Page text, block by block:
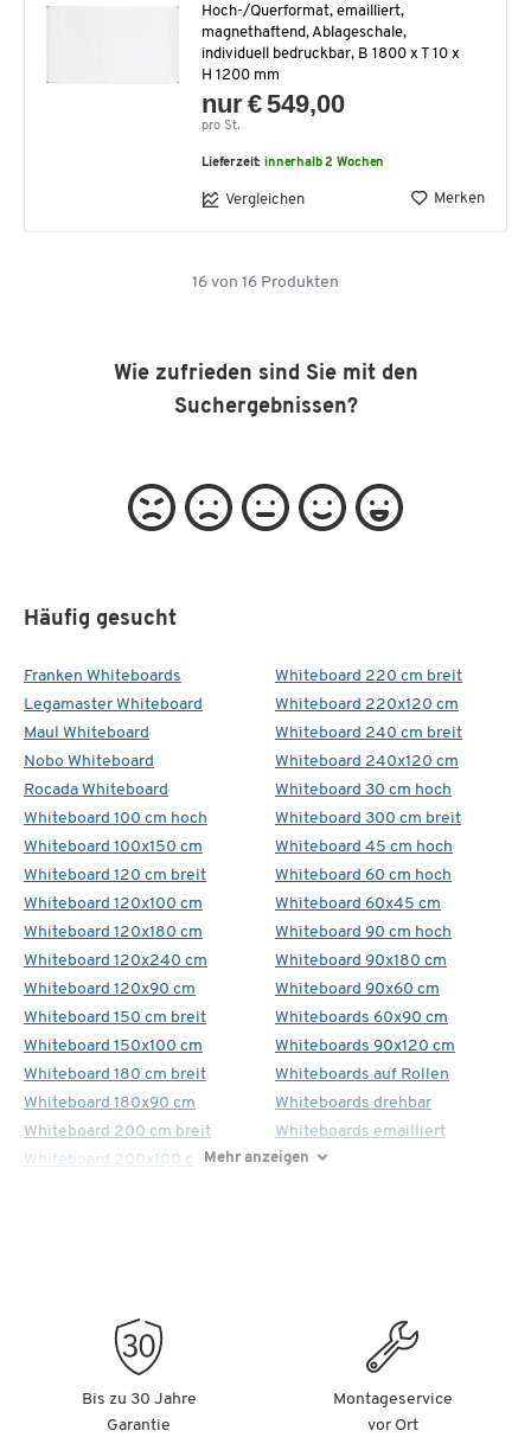
Hoch-/Querformat, emailliert,
magnethaftend, Ablageschale,
individuell bedruckbar, B 1800 x T 10 x
H 1200 mm
nur € 549,00
pro St.
Lieferzeit:innerhalb 2 Wochen
Vergleichen Merken
16 von 16 Produkten
Wie zufrieden sind Sie mit den
Suchergebnissen?
Häufig gesucht
Franken Whiteboards
Legamaster Whiteboard
Maul Whiteboard
Nobo Whiteboard
Rocada Whiteboard
Whiteboard 100 cm hoch
Whiteboard 100x150 cm
Whiteboard 120 cm breit
Whiteboard 120x100 cm
Whiteboard 120x180 cm
Whiteboard 120x240 cm
Whiteboard 120x90 cm
Whiteboard 150 cm breit
Whiteboard 150x100 cm
Whiteboard 180 cm breit
Whiteboard 180x90 cm
Whiteboard 200 cm breit
Whiteboard 200x100 cm
Whiteboard 220 cm breit
Whiteboard 220x120 cm
Whiteboard 240 cm breit
Whiteboard 240x120 cm
Whiteboard 30 cm hoch
Whiteboard 300 cm breit
Whiteboard 45 cm hoch
Whiteboard 60 cm hoch
Whiteboard 60x45 cm
Whiteboard 90 cm hoch
Whiteboard 90x180 cm
Whiteboard 90x60 cm
Whiteboards 60x90 cm
Whiteboards 90x120 cm
Whiteboards auf Rollen
Whiteboards drehbar
Whiteboards emailliert
Mehr anzeigen
Bis zu 30 Jahre
Garantie
Montageservice
vor Ort